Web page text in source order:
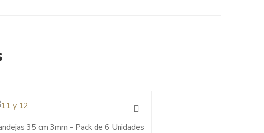
35 cm 3mm – Pack de 6 Unidades